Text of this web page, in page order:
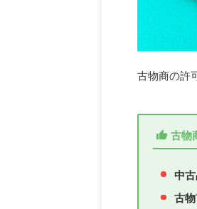
古物商の許
古物
中
古